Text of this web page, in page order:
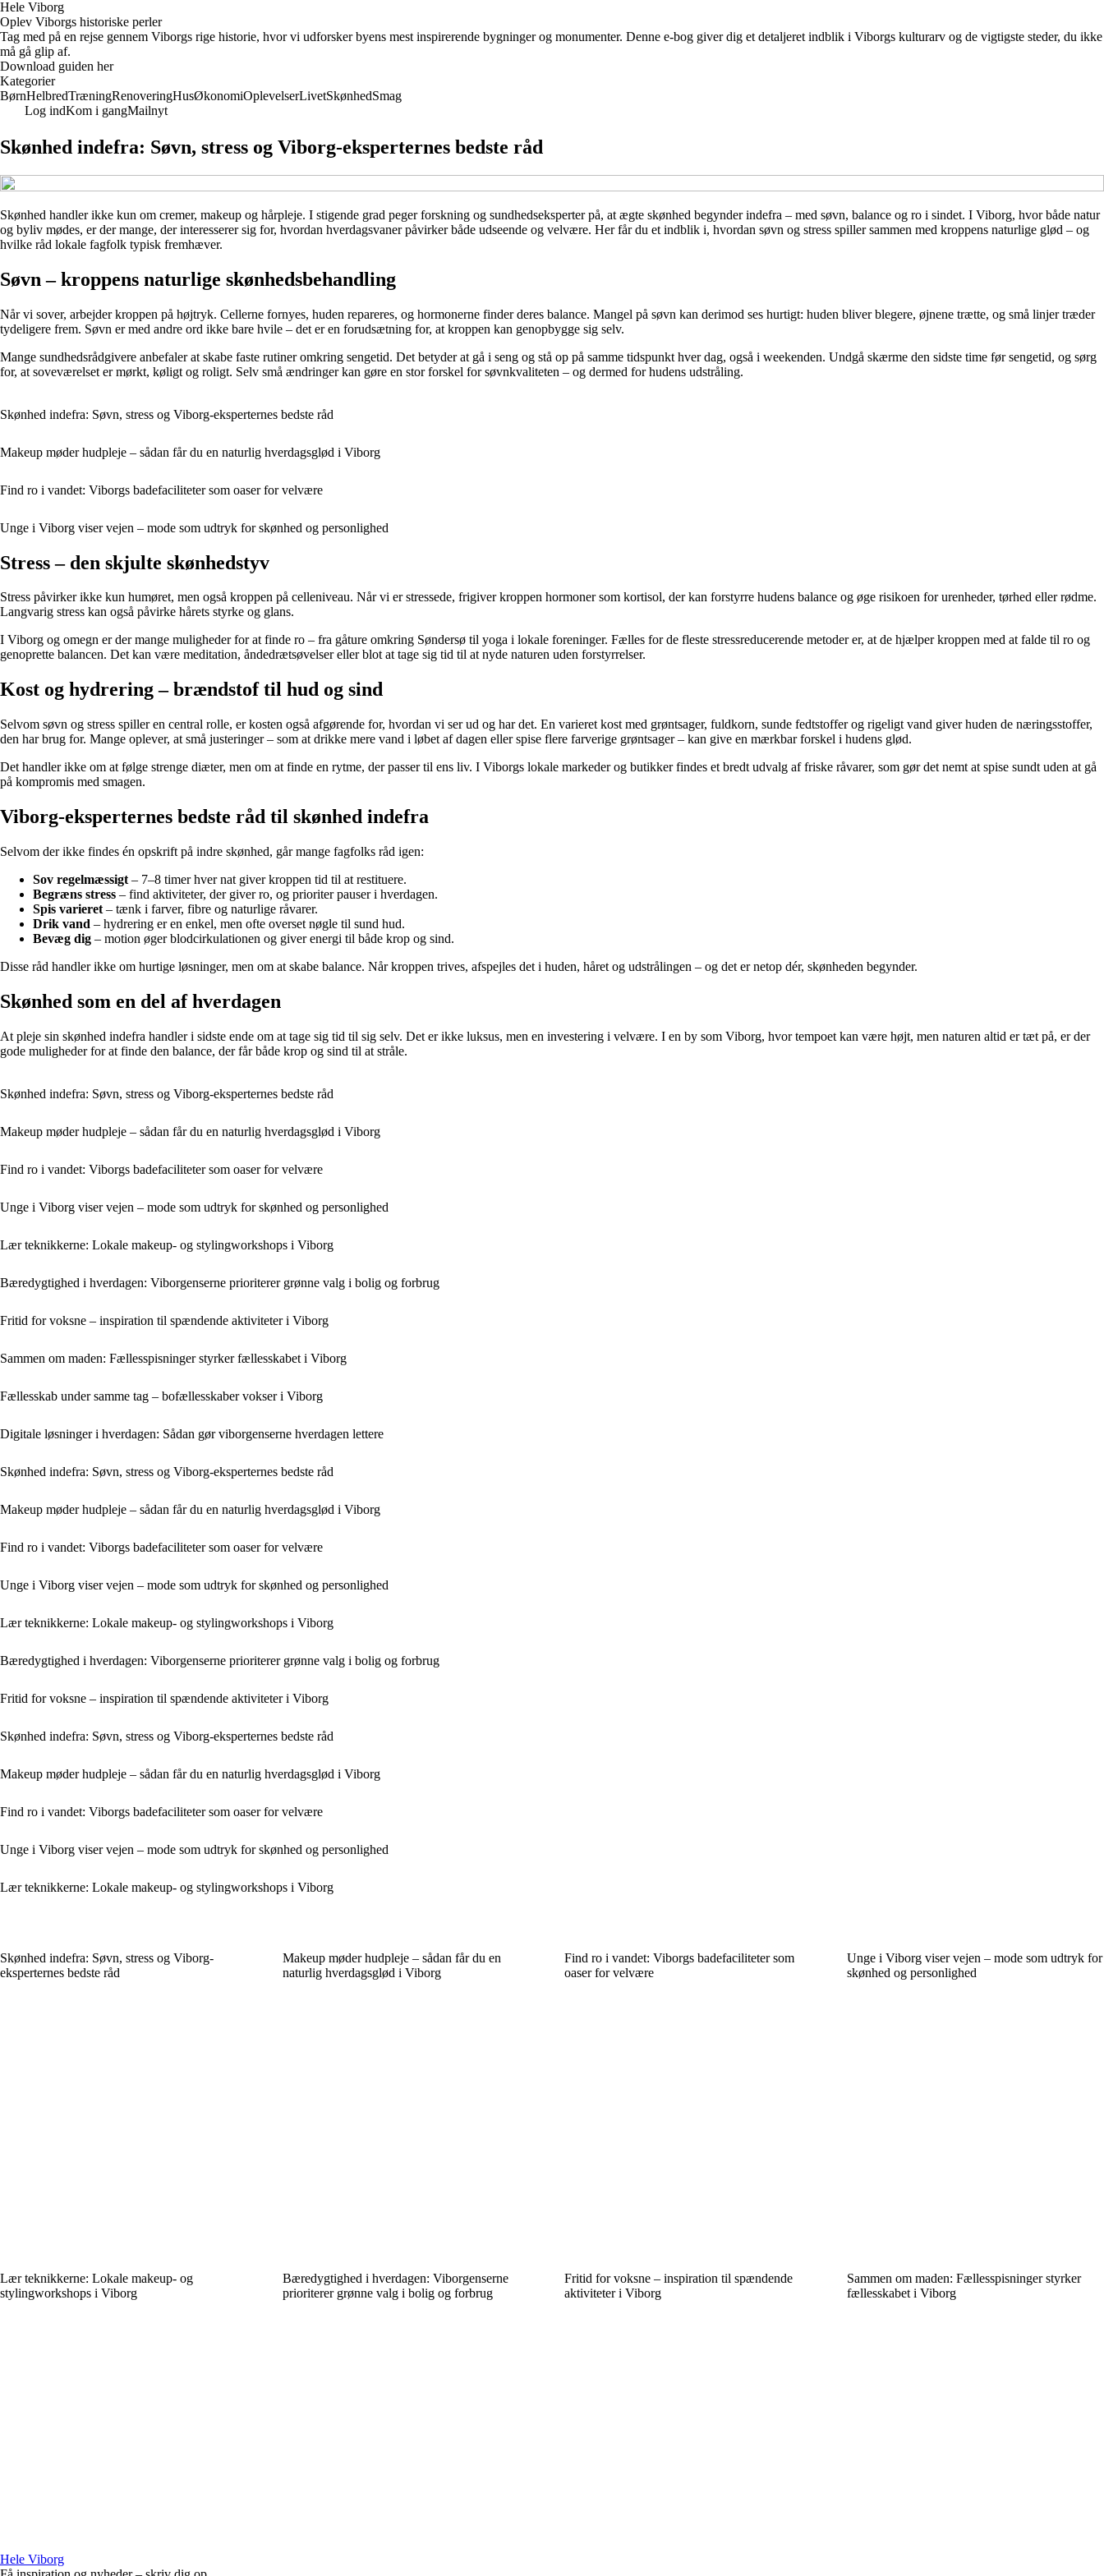
Hele Viborg
Oplev Viborgs historiske perler
Tag med på en rejse gennem Viborgs rige historie, hvor vi udforsker byens mest inspirerende bygninger og monumenter. Denne e-bog giver dig et detaljeret indblik i Viborgs kulturarv og de vigtigste steder, du ikke
må gå glip af.
Download guiden her
Kategorier
BørnHelbredTræningRenoveringHusØkonomiOplevelserLivetSkønhedSmag
Log indKom i gangMailnyt
Skønhed indefra: Søvn, stress og Viborg-eksperternes bedste råd
Skønhed handler ikke kun om cremer, makeup og hårpleje. I stigende grad peger forskning og sundhedseksperter på, at ægte skønhed begynder indefra – med søvn, balance og ro i sindet. I Viborg, hvor både natur
og byliv mødes, er der mange, der interesserer sig for, hvordan hverdagsvaner påvirker både udseende og velvære. Her får du et indblik i, hvordan søvn og stress spiller sammen med kroppens naturlige glød – og
hvilke råd lokale fagfolk typisk fremhæver.
Søvn – kroppens naturlige skønhedsbehandling
Når vi sover, arbejder kroppen på højtryk. Cellerne fornyes, huden repareres, og hormonerne finder deres balance. Mangel på søvn kan derimod ses hurtigt: huden bliver blegere, øjnene trætte, og små linjer træder
tydeligere frem. Søvn er med andre ord ikke bare hvile – det er en forudsætning for, at kroppen kan genopbygge sig selv.
Mange sundhedsrådgivere anbefaler at skabe faste rutiner omkring sengetid. Det betyder at gå i seng og stå op på samme tidspunkt hver dag, også i weekenden. Undgå skærme den sidste time før sengetid, og sørg
for, at soveværelset er mørkt, køligt og roligt. Selv små ændringer kan gøre en stor forskel for søvnkvaliteten – og dermed for hudens udstråling.
Skønhed indefra: Søvn, stress og Viborg-eksperternes bedste råd
Makeup møder hudpleje – sådan får du en naturlig hverdagsglød i Viborg
Find ro i vandet: Viborgs badefaciliteter som oaser for velvære
Unge i Viborg viser vejen – mode som udtryk for skønhed og personlighed
Stress – den skjulte skønhedstyv
Stress påvirker ikke kun humøret, men også kroppen på celleniveau. Når vi er stressede, frigiver kroppen hormoner som kortisol, der kan forstyrre hudens balance og øge risikoen for urenheder, tørhed eller rødme.
Langvarig stress kan også påvirke hårets styrke og glans.
I Viborg og omegn er der mange muligheder for at finde ro – fra gåture omkring Søndersø til yoga i lokale foreninger. Fælles for de fleste stressreducerende metoder er, at de hjælper kroppen med at falde til ro og
genoprette balancen. Det kan være meditation, åndedrætsøvelser eller blot at tage sig tid til at nyde naturen uden forstyrrelser.
Kost og hydrering – brændstof til hud og sind
Selvom søvn og stress spiller en central rolle, er kosten også afgørende for, hvordan vi ser ud og har det. En varieret kost med grøntsager, fuldkorn, sunde fedtstoffer og rigeligt vand giver huden de næringsstoffer,
den har brug for. Mange oplever, at små justeringer – som at drikke mere vand i løbet af dagen eller spise flere farverige grøntsager – kan give en mærkbar forskel i hudens glød.
Det handler ikke om at følge strenge diæter, men om at finde en rytme, der passer til ens liv. I Viborgs lokale markeder og butikker findes et bredt udvalg af friske råvarer, som gør det nemt at spise sundt uden at gå
på kompromis med smagen.
Viborg-eksperternes bedste råd til skønhed indefra
Selvom der ikke findes én opskrift på indre skønhed, går mange fagfolks råd igen:
Sov regelmæssigt – 7–8 timer hver nat giver kroppen tid til at restituere.
Begræns stress – find aktiviteter, der giver ro, og prioriter pauser i hverdagen.
Spis varieret – tænk i farver, fibre og naturlige råvarer.
Drik vand – hydrering er en enkel, men ofte overset nøgle til sund hud.
Bevæg dig – motion øger blodcirkulationen og giver energi til både krop og sind.
Disse råd handler ikke om hurtige løsninger, men om at skabe balance. Når kroppen trives, afspejles det i huden, håret og udstrålingen – og det er netop dér, skønheden begynder.
Skønhed som en del af hverdagen
At pleje sin skønhed indefra handler i sidste ende om at tage sig tid til sig selv. Det er ikke luksus, men en investering i velvære. I en by som Viborg, hvor tempoet kan være højt, men naturen altid er tæt på, er der
gode muligheder for at finde den balance, der får både krop og sind til at stråle.
Skønhed indefra: Søvn, stress og Viborg-eksperternes bedste råd
Makeup møder hudpleje – sådan får du en naturlig hverdagsglød i Viborg
Find ro i vandet: Viborgs badefaciliteter som oaser for velvære
Unge i Viborg viser vejen – mode som udtryk for skønhed og personlighed
Lær teknikkerne: Lokale makeup- og stylingworkshops i Viborg
Bæredygtighed i hverdagen: Viborgenserne prioriterer grønne valg i bolig og forbrug
Fritid for voksne – inspiration til spændende aktiviteter i Viborg
Sammen om maden: Fællesspisninger styrker fællesskabet i Viborg
Fællesskab under samme tag – bofællesskaber vokser i Viborg
Digitale løsninger i hverdagen: Sådan gør viborgenserne hverdagen lettere
Skønhed indefra: Søvn, stress og Viborg-eksperternes bedste råd
Makeup møder hudpleje – sådan får du en naturlig hverdagsglød i Viborg
Find ro i vandet: Viborgs badefaciliteter som oaser for velvære
Unge i Viborg viser vejen – mode som udtryk for skønhed og personlighed
Lær teknikkerne: Lokale makeup- og stylingworkshops i Viborg
Bæredygtighed i hverdagen: Viborgenserne prioriterer grønne valg i bolig og forbrug
Fritid for voksne – inspiration til spændende aktiviteter i Viborg
Skønhed indefra: Søvn, stress og Viborg-eksperternes bedste råd
Makeup møder hudpleje – sådan får du en naturlig hverdagsglød i Viborg
Find ro i vandet: Viborgs badefaciliteter som oaser for velvære
Unge i Viborg viser vejen – mode som udtryk for skønhed og personlighed
Lær teknikkerne: Lokale makeup- og stylingworkshops i Viborg
Skønhed indefra: Søvn, stress og Viborg-
eksperternes bedste råd
Makeup møder hudpleje – sådan får du en
naturlig hverdagsglød i Viborg
Find ro i vandet: Viborgs badefaciliteter som
oaser for velvære
Unge i Viborg viser vejen – mode som udtryk for
skønhed og personlighed
Lær teknikkerne: Lokale makeup- og
stylingworkshops i Viborg
Bæredygtighed i hverdagen: Viborgenserne
prioriterer grønne valg i bolig og forbrug
Fritid for voksne – inspiration til spændende
aktiviteter i Viborg
Sammen om maden: Fællesspisninger styrker
fællesskabet i Viborg
Hele Viborg